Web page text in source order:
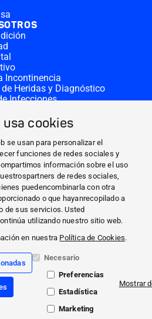
cookies
se usan para personalizar el
funciones de redes sociales y
información sobre el uso
de redes sociales,
puedencombinarla con otra
o que hayanrecopilado a
de sus servicios. Usted
utilizando nuestro sitio web.
en nuestra Política de Cookies.
Necesario
Preferencias
Estadística
Marketing
Mostrar
Incontinencia
Heridas y Diagnóstico
Infecciones
WEB
Y PRENSA
NOSOTROS
legal
Generales
de datos
de cookies